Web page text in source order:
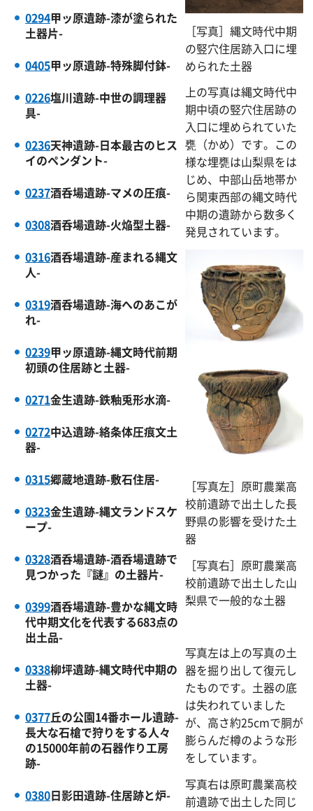
0294甲ッ原遺跡-漆が塗られた
土器片-
0405甲ッ原遺跡-特殊脚付鉢-
0226塩川遺跡-中世の調理器
具-
0236天神遺跡-日本最古のヒス
イのペンダント-
0237酒呑場遺跡-マメの圧痕-
0308酒呑場遺跡-火焔型土器-
0316酒呑場遺跡-産まれる縄文
人-
0319酒呑場遺跡-海へのあこが
れ-
0239甲ッ原遺跡-縄文時代前期
初頭の住居跡と土器-
0271金生遺跡-鉄釉兎形水滴-
0272中込遺跡-絡条体圧痕文土
器-
0315郷蔵地遺跡-敷石住居-
0323金生遺跡-縄文ランドスケ
ープ-
0328酒呑場遺跡-酒呑場遺跡で
見つかった『謎』の土器片-
0399酒呑場遺跡-豊かな縄文時
代中期文化を代表する683点の
出土品-
0338柳坪遺跡-縄文時代中期の
土器-
0377丘の公園14番ホール遺跡-
長大な石槍で狩りをする人々
の15000年前の石器作り工房
跡-
0380日影田遺跡-住居跡と炉-
［写真］縄文時代中期
の竪穴住居跡入口に埋
められた土器
上の写真は縄文時代中
期中頃の竪穴住居跡の
入口に埋められていた
甕（かめ）です。この
様な埋甕は山梨県をは
じめ、中部山岳地帯か
ら関東西部の縄文時代
中期の遺跡から数多く
発見されています。
［写真左］原町農業高
校前遺跡で出土した長
野県の影響を受けた土
器
［写真右］原町農業高
校前遺跡で出土した山
梨県で一般的な土器
写真左は上の写真の土
器を掘り出して復元し
たものです。土器の底
は失われていました
が、高さ約25cmで胴が
膨らんだ樽のような形
をしています。
写真右は原町農業高校
前遺跡で出土した同じ